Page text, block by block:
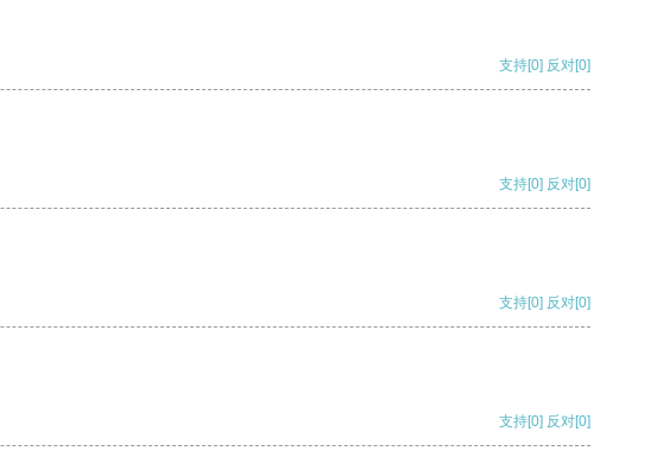
支持[0] 反对[0]
支持[0] 反对[0]
支持[0] 反对[0]
支持[0] 反对[0]